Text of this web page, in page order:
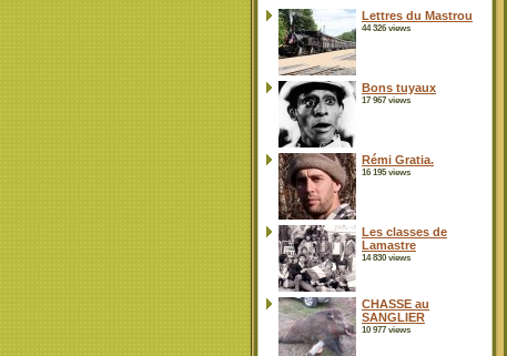
Lettres du Mastrou
44 326 views
Bons tuyaux
17 967 views
Rémi Gratia.
16 195 views
Les classes de
Lamastre
14 830 views
CHASSE au
SANGLIER
10 977 views